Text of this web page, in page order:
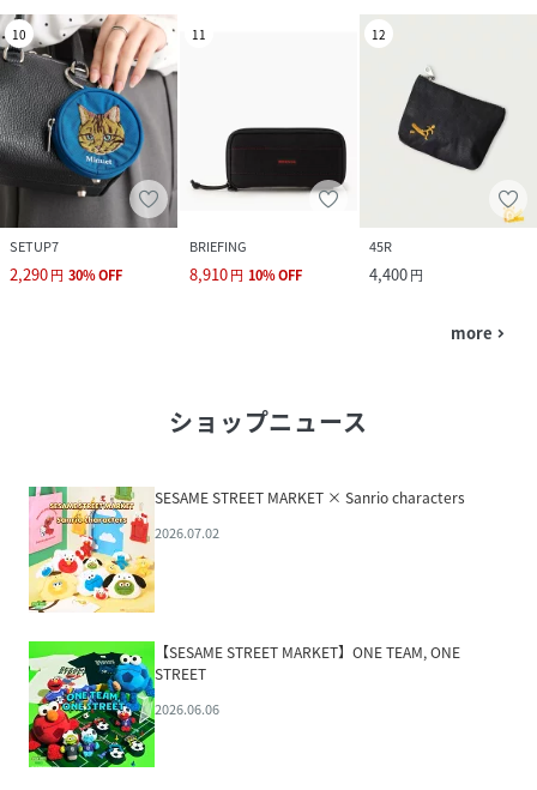
10
SETUP7
2,290円 30%OFF
11
BRIEFING
8,910円 10%OFF
12
45R
4,400円
more navigate_next
ショップニュース
SESAME STREET MARKET × Sanrio characters
2026.07.02
【SESAME STREET MARKET】ONE TEAM, ONE
STREET
2026.06.06